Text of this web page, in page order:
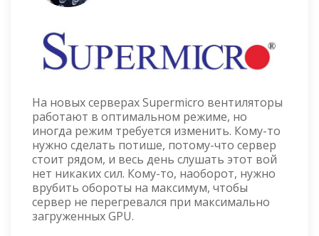
На новых серверах Supermicro вентиляторы
работают в оптимальном режиме, но
иногда режим требуется изменить. Кому-то
нужно сделать потише, потому-что сервер
стоит рядом, и весь день слушать этот вой
нет никаких сил. Кому-то, наоборот, нужно
врубить обороты на максимум, чтобы
сервер не перегревался при максимально
загруженных GPU.